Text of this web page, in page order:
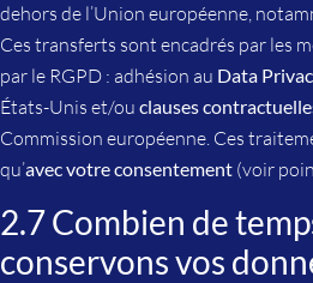
dehors de l’Union européenne,
Ces transferts sont encadrés par les
par le RGPD : adhésion au Data
États-Unis et/ou clauses
Commission européenne. Ces
qu’avec votre consentement (voir
2.7 Combien de
conservons vos